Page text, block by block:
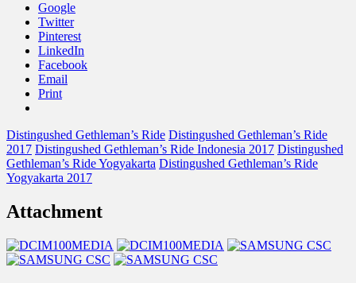
Google
Twitter
Pinterest
LinkedIn
Facebook
Email
Print
Distingushed Gethleman’s Ride Distingushed Gethleman’s Ride
2017 Distingushed Gethleman’s Ride Indonesia 2017 Distingushed
Gethleman’s Ride Yogyakarta Distingushed Gethleman’s Ride
Yogyakarta 2017
Attachment